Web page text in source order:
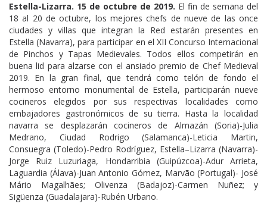
Estella-Lizarra. 15 de octubre de 2019. El fin de semana del
18 al 20 de octubre, los mejores chefs de nueve de las once
ciudades y villas que integran la Red estarán presentes en
Estella (Navarra), para participar en el XII Concurso Internacional
de Pinchos y Tapas Medievales. Todos ellos competirán en
buena lid para alzarse con el ansiado premio de Chef Medieval
2019. En la gran final, que tendrá como telón de fondo el
hermoso entorno monumental de Estella, participarán nueve
cocineros elegidos por sus respectivas localidades como
embajadores gastronómicos de su tierra. Hasta la localidad
navarra se desplazarán cocineros de Almazán (Soria)-Julia
Medrano, Ciudad Rodrigo (Salamanca)-Leticia Martin,
Consuegra (Toledo)-Pedro Rodríguez, Estella–Lizarra (Navarra)-
Jorge Ruiz Luzuriaga, Hondarribia (Guipúzcoa)-Adur Arrieta,
Laguardia (Álava)-Juan Antonio Gómez, Marvão (Portugal)- José
Mário Magalhães; Olivenza (Badajoz)-Carmen Nuñez; y
Sigüenza (Guadalajara)-Rubén Urbano.